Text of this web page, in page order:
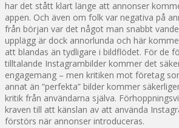
har det stått klart länge att annonser
appen. Och även om folk var negativa på
från början var det något man snabbt
upplägg är dock annorlunda och här
att blandas än tydligare i bildflödet. För de
tilltalande Instagrambilder kommer det
engagemang – men kritiken mot företag
annat än “perfekta” bilder kommer
kritik från användarna själva.
kraven till att känslan av att använda
förstörs när annonser introduceras.